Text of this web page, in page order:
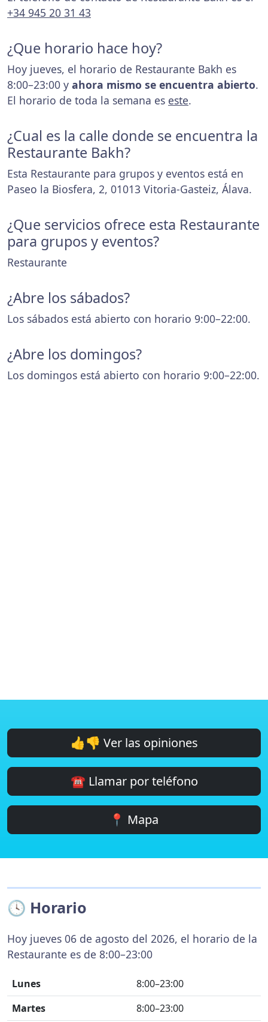
+34 945 20 31 43
¿Que horario hace hoy?
Hoy jueves, el horario de Restaurante Bakh es
8:00–23:00 y ahora mismo se encuentra abierto.
El horario de toda la semana es este.
¿Cual es la calle donde se encuentra la
Restaurante Bakh?
Esta Restaurante para grupos y eventos está en
Paseo la Biosfera, 2, 01013 Vitoria-Gasteiz, Álava.
¿Que servicios ofrece esta Restaurante
para grupos y eventos?
Restaurante
¿Abre los sábados?
Los sábados está abierto con horario 9:00–22:00.
¿Abre los domingos?
Los domingos está abierto con horario 9:00–22:00.
👍👎 Ver las opiniones
☎️ Llamar por teléfono
📍 Mapa
🕓 Horario
Hoy jueves 06 de agosto del 2026, el horario de la
Restaurante es de 8:00–23:00
Lunes
8:00–23:00
Martes
8:00–23:00